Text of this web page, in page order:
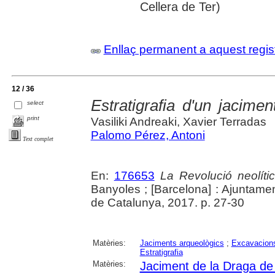
Cellera de Ter)
Enllaç permanent a aquest
12 / 36
select
print
Text complet
Estratigrafia d'un
Vasiliki Andreaki, Xavier Terradas
Palomo Pérez, Antoni
En: 176653 La Revolució
Banyoles ; [Barcelona] :
de Catalunya, 2017. p. 27-30
Matèries: Jaciments arqueològics ;
Estratigrafia
Matèries:
Jaciment de la Draga